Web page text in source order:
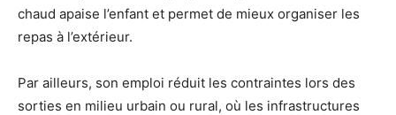
chaud apaise l’enfant et permet de mieux organiser les
repas à l’extérieur.
Par ailleurs, son emploi réduit les contraintes lors des
sorties en milieu urbain ou rural, où les infrastructures